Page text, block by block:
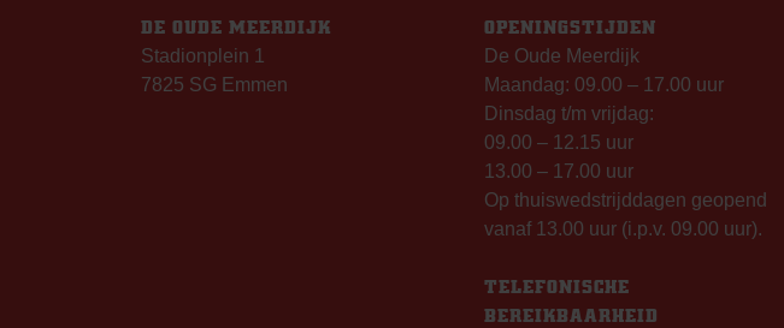
DE OUDE MEERDIJK
Stadionplein 1
7825 SG Emmen
OPENINGSTIJDEN
De Oude Meerdijk
Maandag: 09.00 – 17.00 uur
Dinsdag t/m vrijdag:
09.00 – 12.15 uur
13.00 – 17.00 uur
Op thuiswedstrijddagen geopend
vanaf 13.00 uur (i.p.v. 09.00 uur).
TELEFONISCHE
BEREIKBAARHEID